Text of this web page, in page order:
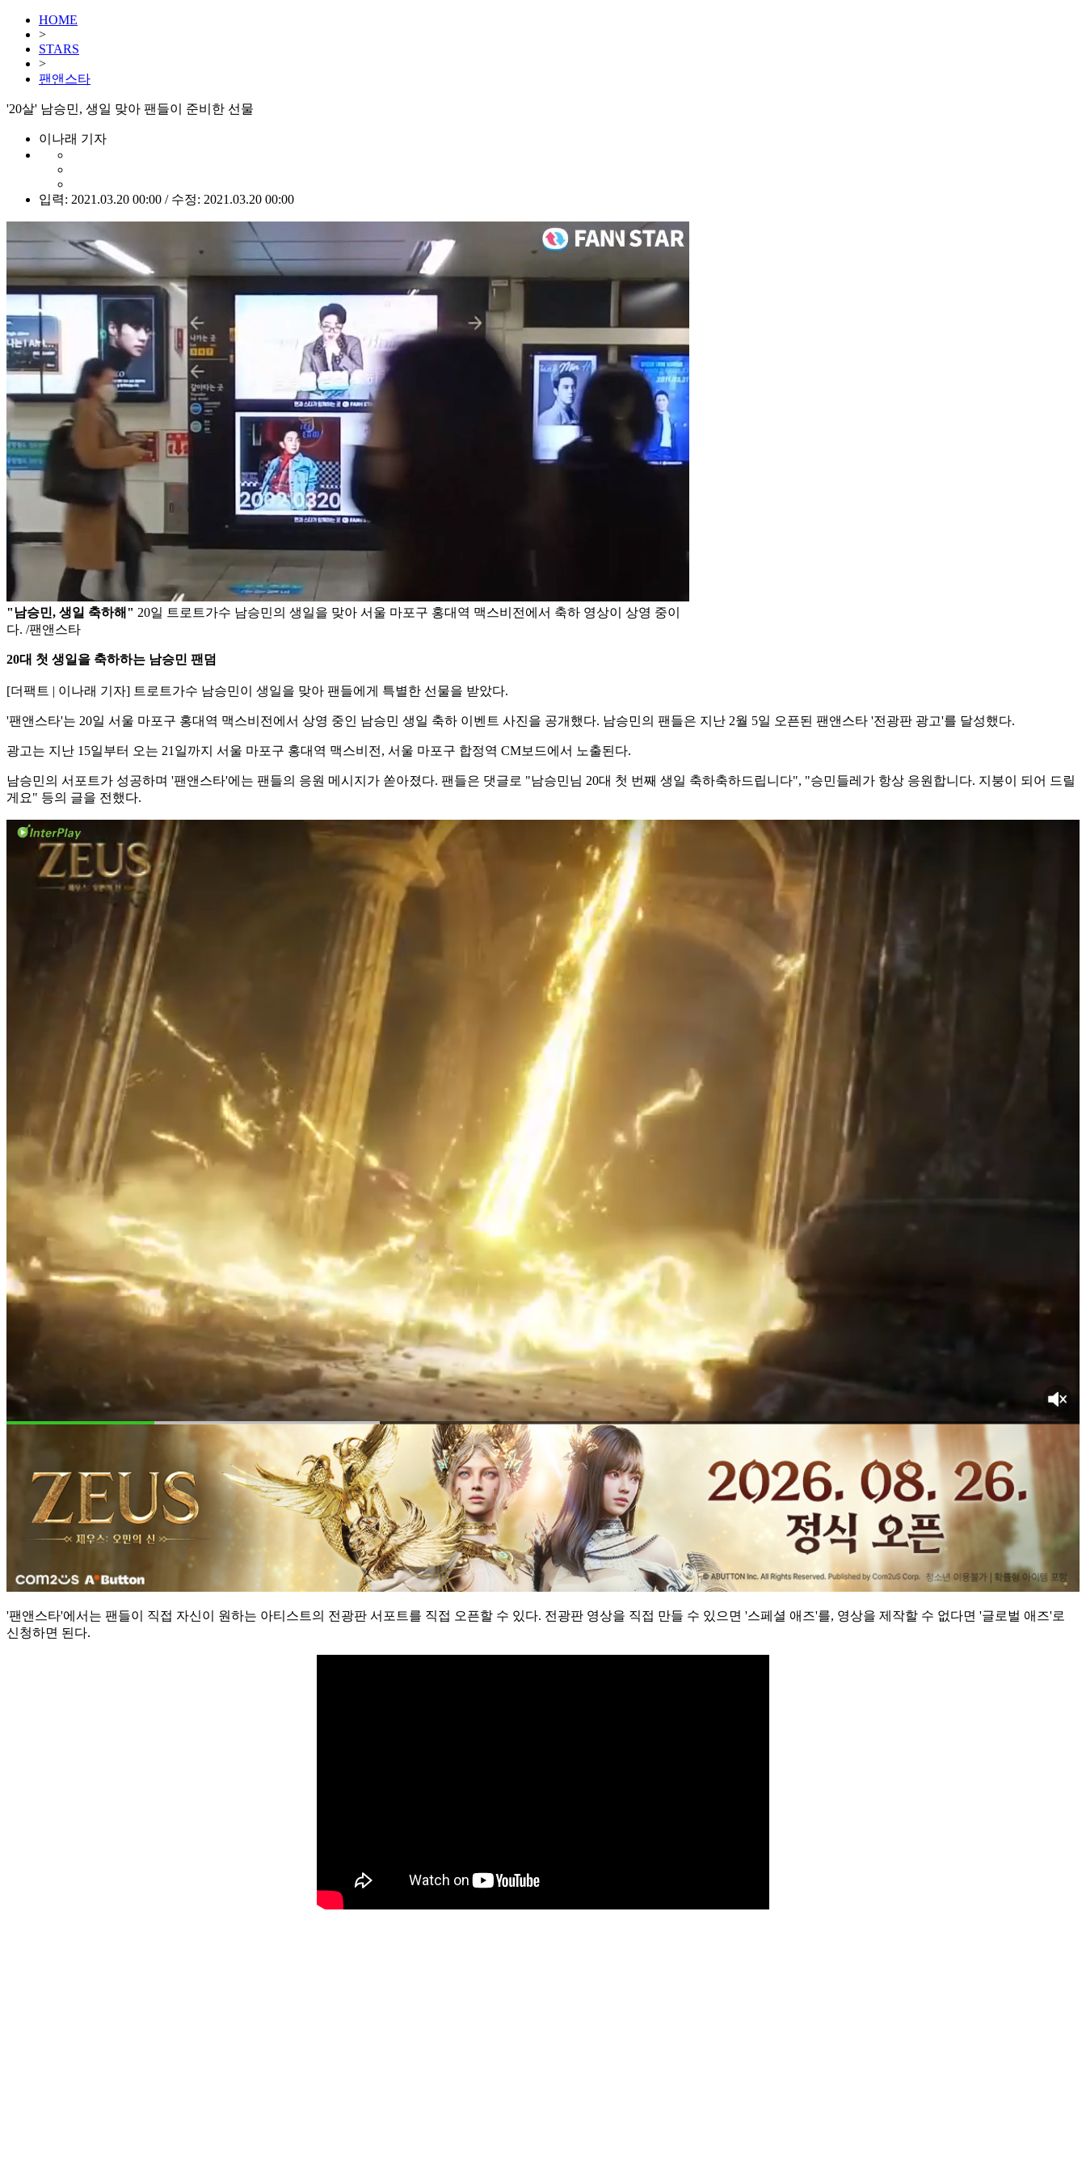
HOME
>
STARS
>
팬앤스타
'20살' 남승민, 생일 맞아 팬들이 준비한 선물
이나래 기자
입력: 2021.03.20 00:00 / 수정: 2021.03.20 00:00
"남승민, 생일 축하해" 20일 트로트가수 남승민의 생일을 맞아 서울 마포구 홍대역 맥스비전에서 축하 영상이 상영 중이
다. /팬앤스타
20대 첫 생일을 축하하는 남승민 팬덤
[더팩트 | 이나래 기자] 트로트가수 남승민이 생일을 맞아 팬들에게 특별한 선물을 받았다.
'팬앤스타'는 20일 서울 마포구 홍대역 맥스비전에서 상영 중인 남승민 생일 축하 이벤트 사진을 공개했다. 남승민의 팬들은 지난 2월 5일 오픈된 팬앤스타 '전광판 광고'를 달성했다.
광고는 지난 15일부터 오는 21일까지 서울 마포구 홍대역 맥스비전, 서울 마포구 합정역 CM보드에서 노출된다.
남승민의 서포트가 성공하며 '팬앤스타'에는 팬들의 응원 메시지가 쏟아졌다. 팬들은 댓글로 "남승민님 20대 첫 번째 생일 축하축하드립니다", "승민들레가 항상 응원합니다. 지붕이 되어 드릴
게요" 등의 글을 전했다.
'팬앤스타'에서는 팬들이 직접 자신이 원하는 아티스트의 전광판 서포트를 직접 오픈할 수 있다. 전광판 영상을 직접 만들 수 있으면 '스페셜 애즈'를, 영상을 제작할 수 없다면 '글로벌 애즈'로
신청하면 된다.